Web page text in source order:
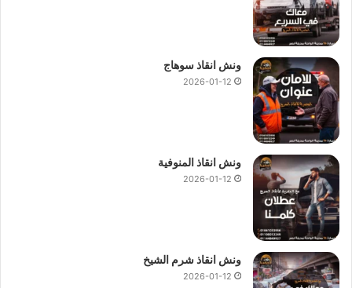
ونش انقاذ سوهاج
2026-01-12
ونش انقاذ المنوفية
2026-01-12
ونش انقاذ شرم الشيخ
2026-01-12